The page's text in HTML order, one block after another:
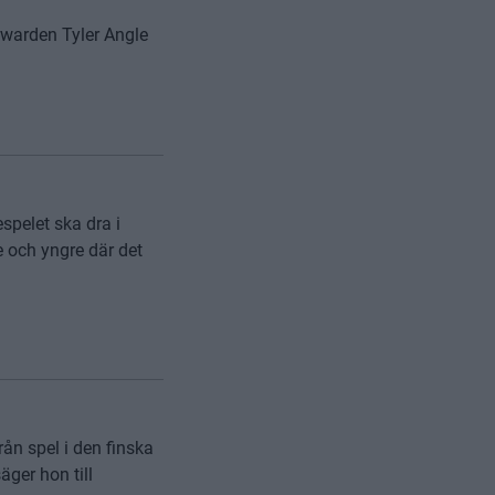
Tyler Angle
ska dra i
och yngre där det
spel i den finska
hon till